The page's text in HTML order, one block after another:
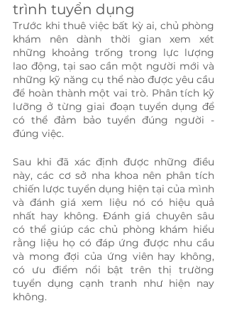
trình tuyển dụng
Trước khi thuê việc bất kỳ ai, chủ phòng
khám nên dành thời gian xem xét
những khoảng trống trong lực lượng
lao động, tại sao cần một người mới và
những kỹ năng cụ thể nào được yêu cầu
để hoàn thành một vai trò. Phân tích kỹ
lưỡng ở từng giai đoạn tuyển dụng để
có thể đảm bảo tuyển đúng người -
đúng việc.
Sau khi đã xác định được những điều
này, các cơ sở nha khoa nên phân tích
chiến lược tuyển dụng hiện tại của mình
và đánh giá xem liệu nó có hiệu quả
nhất hay không. Đánh giá chuyên sâu
có thể giúp các chủ phòng khám hiểu
rằng liệu họ có đáp ứng được nhu cầu
và mong đợi của ứng viên hay không,
có ưu điểm nổi bật trên thị trường
tuyển dụng cạnh tranh như hiện nay
không.